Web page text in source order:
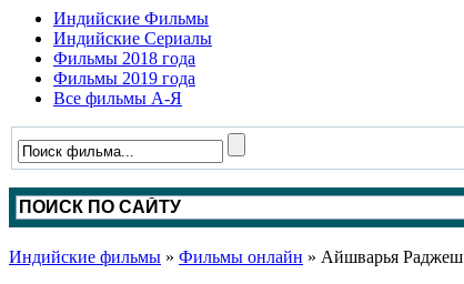
Индийские Фильмы
Индийские Сериалы
Фильмы 2018 года
Фильмы 2019 года
Все фильмы А-Я
Индийские фильмы » Фильмы онлайн » Айшварья Раджеш